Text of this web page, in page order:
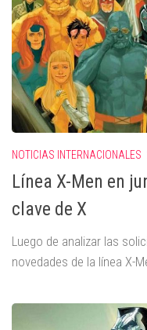
NOTICIAS INTERNACIONALES
Línea X-Men en
clave de X
Luego de analizar las
novedades de la línea X-